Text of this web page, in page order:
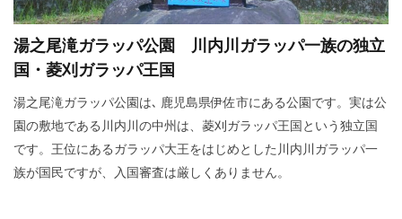
湯之尾滝ガラッパ公園 川内川ガラッパ一族の独立
国・菱刈ガラッパ王国
湯之尾滝ガラッパ公園は､ 鹿児島県伊佐市にある公園です。実は公
園の敷地である川内川の中州は、菱刈ガラッパ王国という独立国
です。王位にあるガラッパ大王をはじめとした川内川ガラッパ一
族が国民ですが、入国審査は厳しくありません。